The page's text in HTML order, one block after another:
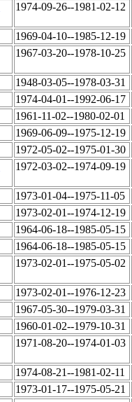
1974-09-26--1981-02-12
1969-04-10--1985-12-19
1967-03-20--1978-10-25
1948-03-05--1978-03-31
1974-04-01--1992-06-17
1961-11-02--1980-02-01
1969-06-09--1975-12-19
1972-05-02--1975-01-30
1972-03-02--1974-09-19
1973-01-04--1975-11-05
1973-02-01--1974-12-19
1964-06-18--1985-05-15
1964-06-18--1985-05-15
1973-02-01--1975-05-02
1973-02-01--1976-12-23
1967-05-30--1979-03-31
1960-01-02--1979-10-31
1971-08-20--1974-01-03
1974-08-21--1981-02-11
1973-01-17--1975-05-21